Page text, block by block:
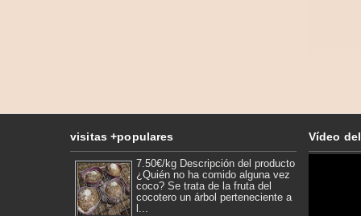
visitas +populares
7.50€/kg Descripción del producto
¿Quién no ha comido alguna vez
coco? Se trata de la fruta del
cocotero un árbol perteneciente a
l...
Vídeo